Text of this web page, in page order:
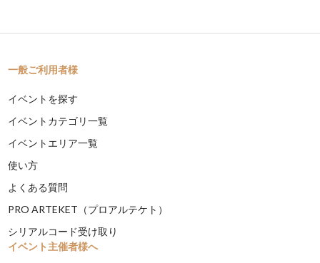
一般ご利用者様
イベントを探す
イベントカテゴリ一覧
イベントエリア一覧
使い方
よくある質問
PRO ARTEKET（プロアルテケト）
シリアルコード受け取り
イベント主催者様へ